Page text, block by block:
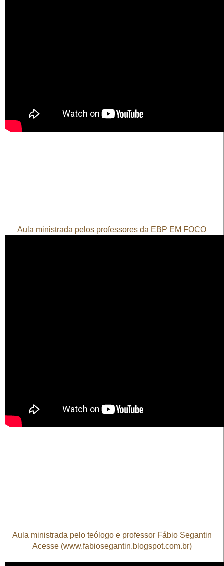
Aula ministrada pelos professores da EBP EM FOCO
Aula ministrada pelo teólogo e professor Fábio Segantin
Acesse (www.fabiosegantin.blogspot.com.br)